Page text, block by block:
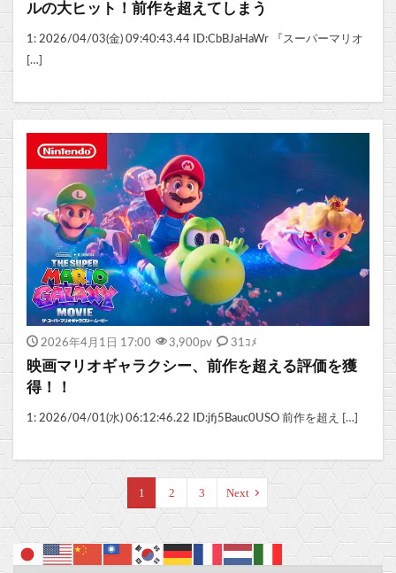
ルの大ヒット！前作を超えてしまう
1: 2026/04/03(金) 09:40:43.44 ID:CbBJaHaWr 『スーパーマリオ
[…]
2026年4月1日 17:00 3,900pv 31ｺﾒ
映画マリオギャラクシー、前作を超える評価を獲
得！！
1: 2026/04/01(水) 06:12:46.22 ID:jfj5Bauc0USO 前作を超え […]
1 2 3 Next